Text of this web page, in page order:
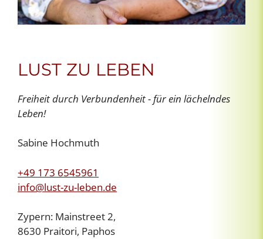
LUST ZU LEBEN
Freiheit durch Verbundenheit - für ein lächelndes
Leben!
Sabine Hochmuth
+49 173 6545961
info@lust-zu-leben.de
Zypern: Mainstreet 2,
8630 Praitori, Paphos